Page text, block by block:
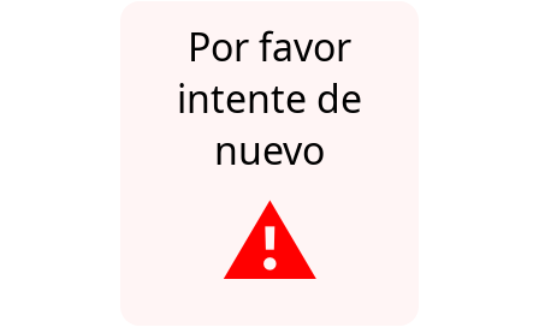
Por favor
intente de
nuevo
⚠️